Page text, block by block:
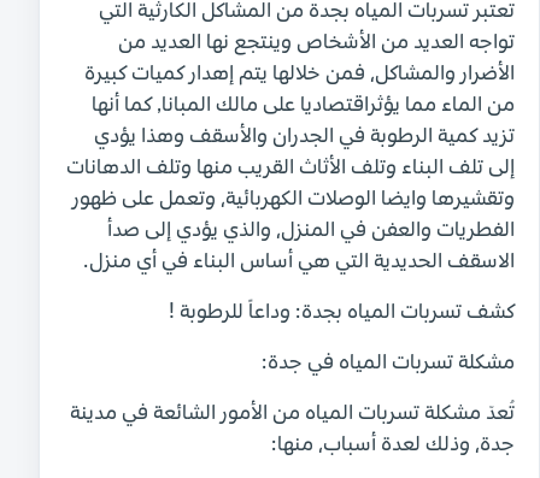
تعتبر تسربات المياه بجدة من المشاكل الكارثية التي
تواجه العديد من الأشخاص وينتجع نها العديد من
الأضرار والمشاكل، فمن خلالها يتم إهدار كميات كبيرة
من الماء مما يؤثراقتصاديا على مالك المبانا, كما أنها
تزيد كمية الرطوبة في الجدران والأسقف وهذا يؤدي
إلى تلف البناء وتلف الأثاث القريب منها وتلف الدهانات
وتقشيرها وايضا الوصلات الكهربائية، وتعمل على ظهور
الفطريات والعفن في المنزل، والذي يؤدي إلى صدأ
الاسقف الحديدية التي هي أساس البناء في أي منزل.
كشف تسربات المياه بجدة: وداعاً للرطوبة !
مشكلة تسربات المياه في جدة:
تُعدّ مشكلة تسربات المياه من الأمور الشائعة في مدينة
جدة، وذلك لعدة أسباب، منها: